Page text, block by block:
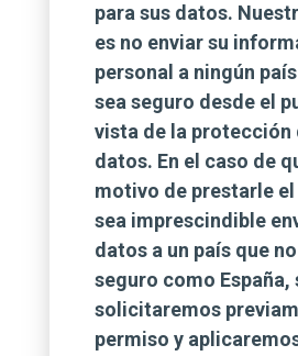
para sus datos.
es no enviar su
personal a ningún
sea seguro desde el
vista de la protección
datos. En el caso de
motivo de prestarle
sea imprescindible
datos a un país que
seguro como España,
solicitaremos
permiso y